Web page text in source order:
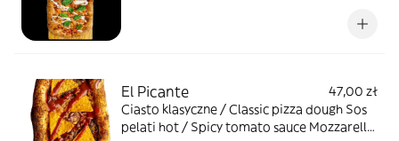
proteinowy. 74g białka, 972 kcal, 21g tłuszcz,
El Picante
47,00 zł
Ciasto klasyczne / Classic pizza dough Sos
pelati hot / Spicy tomato sauce Mozzarella